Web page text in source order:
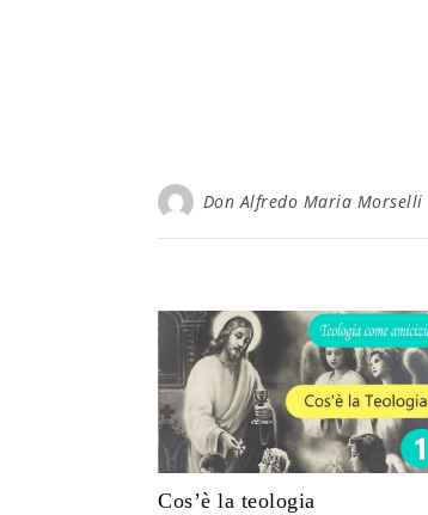
Don Alfredo Maria Morselli
Cos’è la teologia